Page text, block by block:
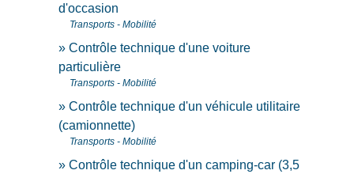
d'occasion
Transports - Mobilité
Contrôle technique d'une voiture
particulière
Transports - Mobilité
Contrôle technique d'un véhicule utilitaire
(camionnette)
Transports - Mobilité
Contrôle technique d'un camping-car (3,5